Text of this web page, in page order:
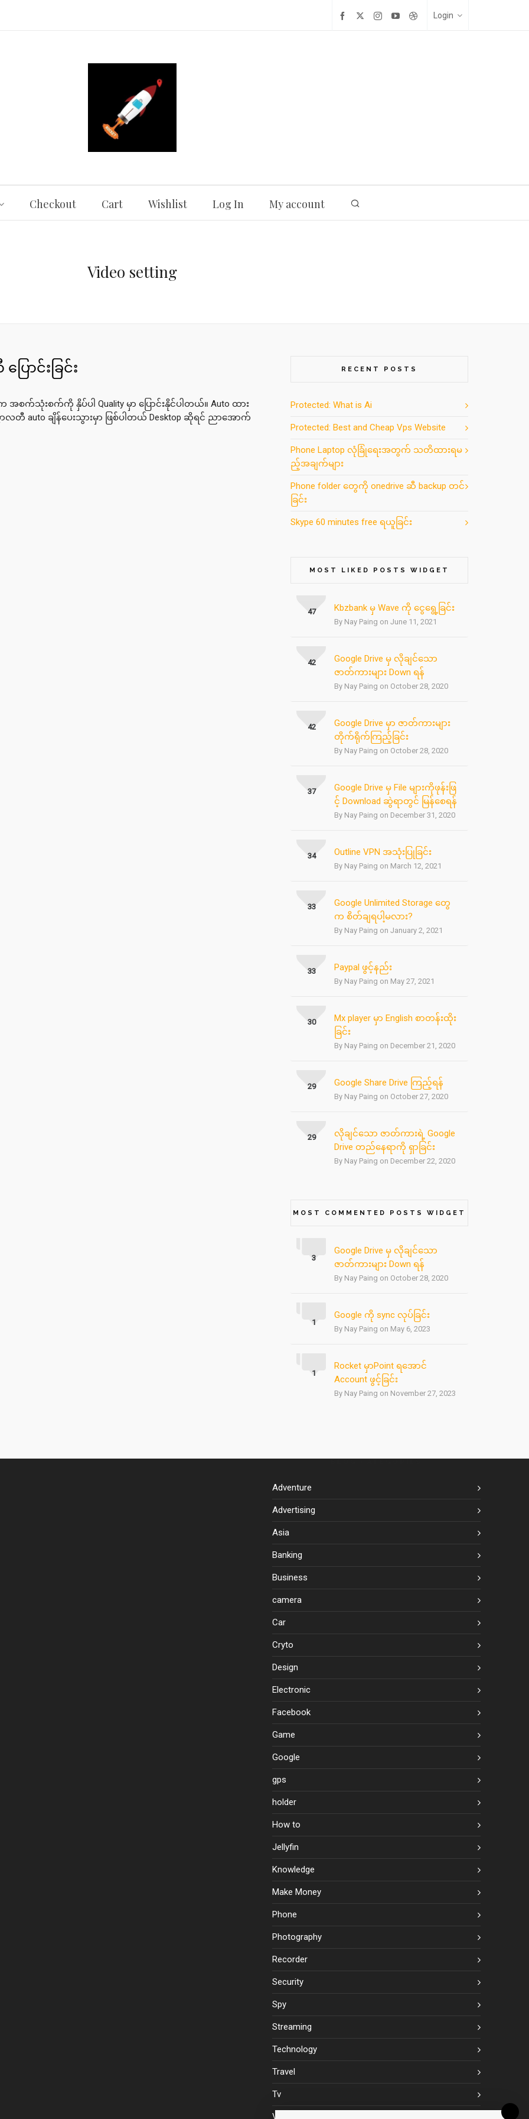
Login
Checkout Cart Wishlist Log In My account
Video setting
ောင်းခြင်း
စက်သုံးစက်ကို နှိပ်ပါ Quality မှာ ပြောင်းနိုင်ပါတယ်။ Auto ထား
auto ချိန်ပေးသွားမှာ ဖြစ်ပါတယ် Desktop ဆိုရင် ညာအောက်
RECENT POSTS
Protected: What is Ai
Protected: Best and Cheap Vps Website
Phone Laptop လုံခြုံရေးအတွက် သတိထားရမ
ည့်အချက်များ
Phone folder တွေကို onedrive ဆီ backup တင်
ခြင်း
Skype 60 minutes free ရယူခြင်း
MOST LIKED POSTS WIDGET
Kbzbank မှ Wave ကို ငွေရွေ့ခြင်း
By Nay Paing on June 11, 2021
47
Google Drive မှ လိုချင်သော
ဇာတ်ကားများ Down ရန်
By Nay Paing on October 28, 2020
42
Google Drive မှာ ဇာတ်ကားများ
တိုက်ရိုက်ကြည့်ခြင်း
By Nay Paing on October 28, 2020
42
Google Drive မှ File များကိုဖုန်းဖြ
င့် Download ဆွဲရာတွင် မြန်စေရန်
By Nay Paing on December 31, 2020
37
Outline VPN အသုံးပြုခြင်း
By Nay Paing on March 12, 2021
34
Google Unlimited Storage တွေ
က စိတ်ချရပါ့မလား?
By Nay Paing on January 2, 2021
33
Paypal ဖွင့်နည်း
By Nay Paing on May 27, 2021
33
Mx player မှာ English စာတန်းထိုး
ခြင်း
By Nay Paing on December 21, 2020
30
Google Share Drive ကြည့်ရန်
By Nay Paing on October 27, 2020
29
လိုချင်သော ဇာတ်ကားရဲ့ Google
Drive တည်နေရာကို ရှာခြင်း
By Nay Paing on December 22, 2020
29
MOST COMMENTED POSTS WIDGET
Google Drive မှ လိုချင်သော
ဇာတ်ကားများ Down ရန်
By Nay Paing on October 28, 2020
3
Google ကို sync လုပ်ခြင်း
By Nay Paing on May 6, 2023
1
Rocket မှာPoint ရအောင်
Account ဖွင့်ခြင်း
By Nay Paing on November 27, 2023
1
Adventure
Advertising
Asia
Banking
Business
camera
Car
Cryto
Design
Electronic
Facebook
Game
Google
gps
holder
How to
Jellyfin
Knowledge
Make Money
Phone
Photography
Recorder
Security
Spy
Streaming
Technology
Travel
Tv
Vpn